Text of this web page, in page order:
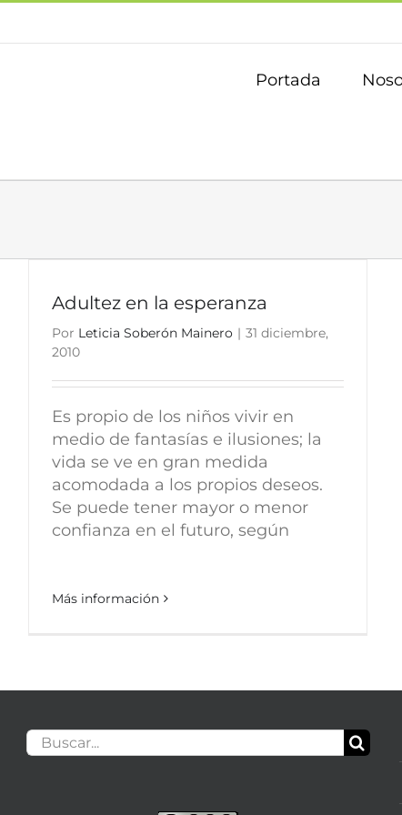
Portada
Adultez en la esperanza
Por Leticia Soberón Mainero | 31 diciembre,
2010
Es propio de los niños vivir en
medio de fantasías e ilusiones; la
vida se ve en gran medida
acomodada a los propios deseos.
Se puede tener mayor o menor
confianza en el futuro, según
Más información
Buscar: